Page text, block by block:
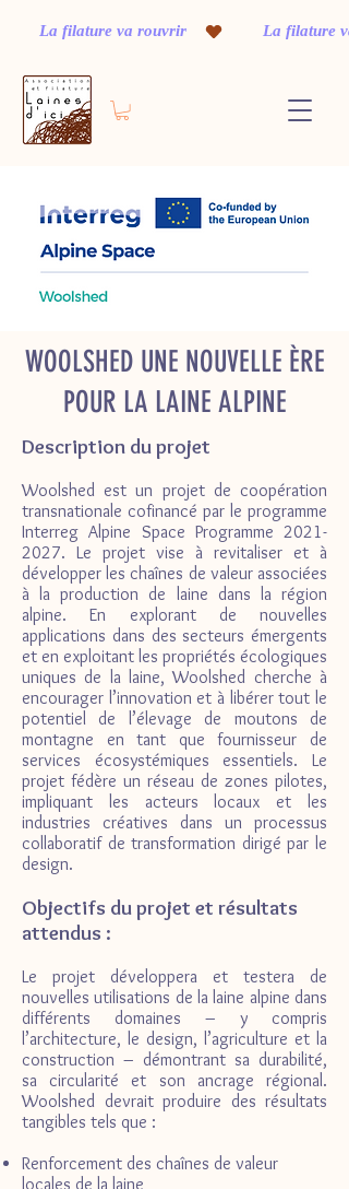
         La filature va rouvrir
WOOLSHED UNE NOUVELLE ÈRE
POUR LA LAINE ALPINE
Description du projet
Woolshed est un projet de coopération
transnationale cofinancé par le programme
Interreg Alpine Space Programme 2021-
2027. Le projet vise à revitaliser et à
développer les chaînes de valeur associées
à la production de laine dans la région
alpine. En explorant de nouvelles
applications dans des secteurs émergents
et en exploitant les propriétés écologiques
uniques de la laine, Woolshed cherche à
encourager l’innovation et à libérer tout le
potentiel de l’élevage de moutons de
montagne en tant que fournisseur de
services écosystémiques essentiels. Le
projet fédère un réseau de zones pilotes,
impliquant les acteurs locaux et les
industries créatives dans un processus
collaboratif de transformation dirigé par le
design.
Objectifs du projet et résultats
attendus :
Le projet développera et testera de
nouvelles utilisations de la laine alpine dans
différents domaines – y compris
l’architecture, le design, l’agriculture et la
construction – démontrant sa durabilité,
sa circularité et son ancrage régional.
Woolshed devrait produire des résultats
tangibles tels que :
Renforcement des chaînes de valeur
locales de la laine